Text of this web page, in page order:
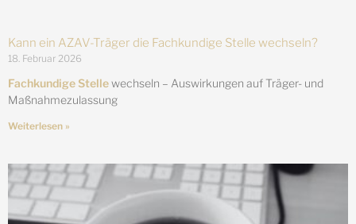
Kann ein AZAV-Träger die Fachkundige Stelle wechseln?
18. Februar 2026
Fachkundige Stellewechseln – Auswirkungen auf Träger- und
Maßnahmezulassung
Weiterlesen »